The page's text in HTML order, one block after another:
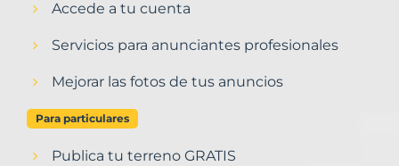
Accede a tu cuenta
Servicios para anunciantes profesionales
Mejorar las fotos de tus anuncios
Para particulares
Publica tu terreno GRATIS